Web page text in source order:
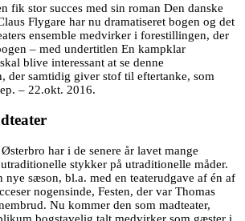
fik stor succes med sin roman Den danske
Flygare har nu dramatiseret bogen og det
ensemble medvirker i forestillingen, der
– med undertitlen En kampklar
blive interessant at se denne
der samtidig giver stof til eftertanke, som
– 22.okt. 2016.
har i de senere år lavet mange
stykker på utraditionelle måder.
sæson, bl.a. med en teaterudgave af én af
nogensinde, Festen, der var Thomas
Nu kommer den som madteater,